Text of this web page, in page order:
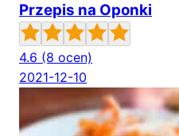
Przepis na Oponki
4.6 (8 ocen)
2021-12-10